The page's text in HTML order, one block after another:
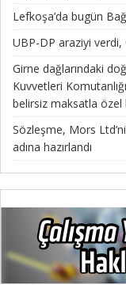
Lefkoşa’da bugün
UBP-DP araziyi verdi,
Girne dağlarındaki
Kuvvetleri
belirsiz maksatla özel
Sözleşme, Mors
adına hazırlandı